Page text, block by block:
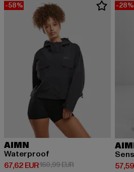
-58%
AIMN
Waterproof
67,62 EUR
Derzeitiger Preis: 67,62 EUR
160,99 EURAktionspreis:
-28%